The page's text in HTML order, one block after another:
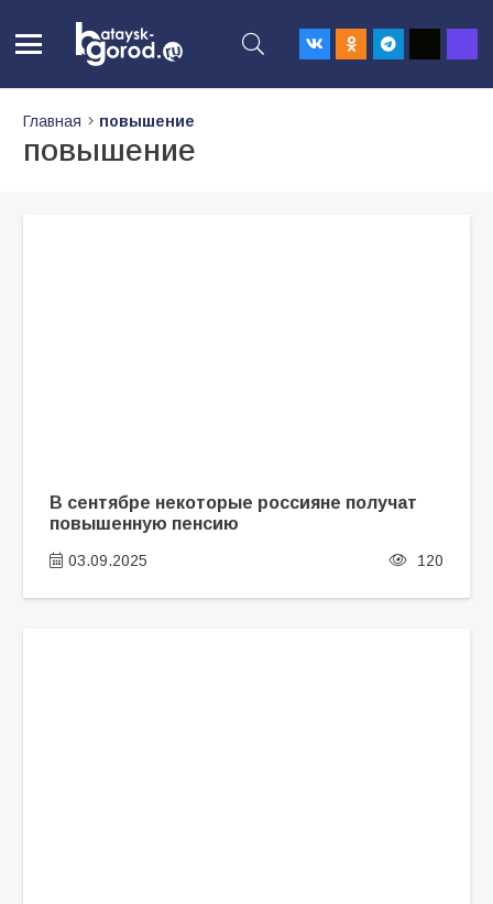
Главная повышение
повышение
В сентябре некоторые россияне получат
повышенную пенсию
03.09.2025 120